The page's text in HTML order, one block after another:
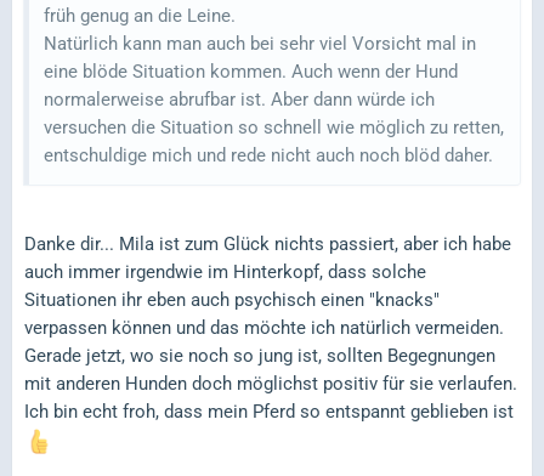
früh genug an die Leine.
Natürlich kann man auch bei sehr viel Vorsicht mal in
eine blöde Situation kommen. Auch wenn der Hund
normalerweise abrufbar ist. Aber dann würde ich
versuchen die Situation so schnell wie möglich zu retten,
entschuldige mich und rede nicht auch noch blöd daher.
Danke dir... Mila ist zum Glück nichts passiert, aber ich habe
auch immer irgendwie im Hinterkopf, dass solche
Situationen ihr eben auch psychisch einen "knacks"
verpassen können und das möchte ich natürlich vermeiden.
Gerade jetzt, wo sie noch so jung ist, sollten Begegnungen
mit anderen Hunden doch möglichst positiv für sie verlaufen.
Ich bin echt froh, dass mein Pferd so entspannt geblieben ist